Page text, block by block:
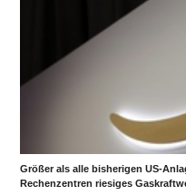
Größer als alle bisherigen US-
Rechenzentren riesiges